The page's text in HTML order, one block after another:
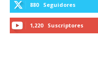
880 Seguidores
1,220 Suscriptores